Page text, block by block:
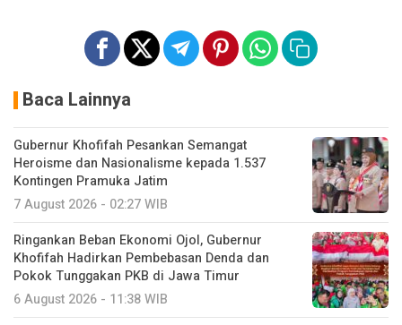
Baca Lainnya
Gubernur Khofifah Pesankan Semangat
Heroisme dan Nasionalisme kepada 1.537
Kontingen Pramuka Jatim
7 August 2026 - 02:27 WIB
Ringankan Beban Ekonomi Ojol, Gubernur
Khofifah Hadirkan Pembebasan Denda dan
Pokok Tunggakan PKB di Jawa Timur
6 August 2026 - 11:38 WIB